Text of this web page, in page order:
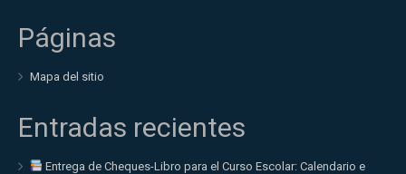
Páginas
Mapa del sitio
Entradas recientes
Entrega de Cheques-Libro para el Curso Escolar: Calendario e